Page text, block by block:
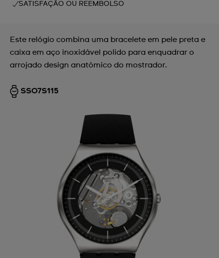
SATISFAÇÃO OU REEMBOLSO
Este relógio combina uma bracelete em pele preta e
caixa em aço inoxidável polido para enquadrar o
arrojado design anatómico do mostrador.
SS07S115